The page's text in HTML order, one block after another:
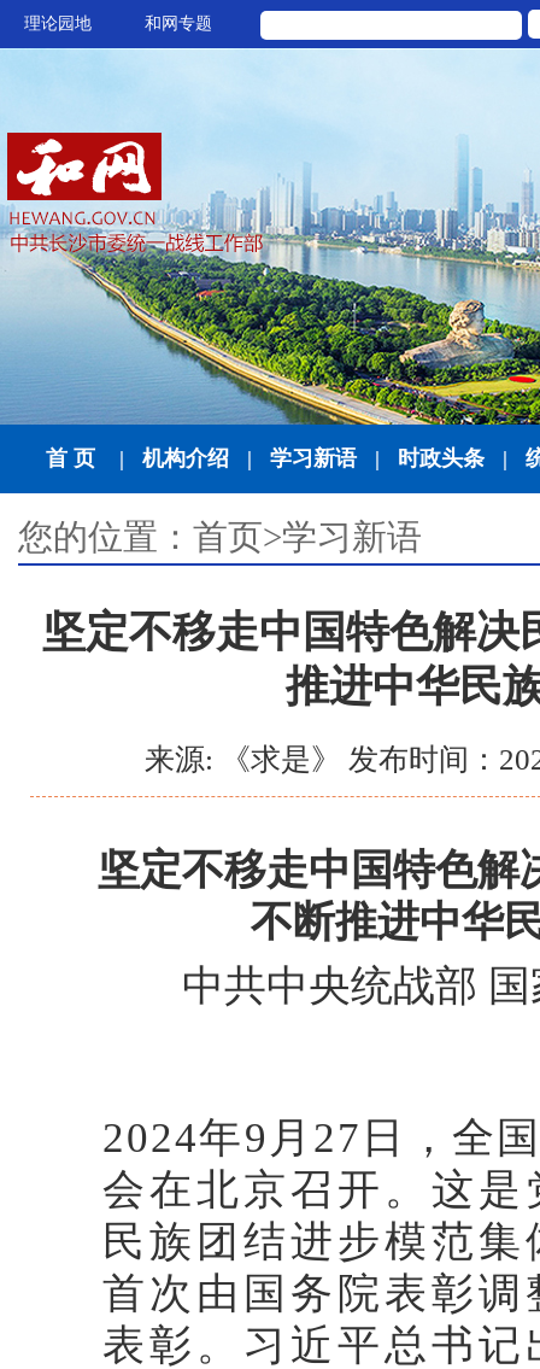
理论园地 和网专题
首 页 | 机构介绍 | 学习新语 | 时政头条 |
您的位置： 首页>学习新语
坚定不移走中国特色解
推进中华民
来源: 《求是》 发布时间：
坚定不移走中国特色
不断推进中华
中共中央统战部
2024年9月27日，全
会在北京召开。这
民族团结进步模范
首次由国务院表彰
表彰。习近平总书